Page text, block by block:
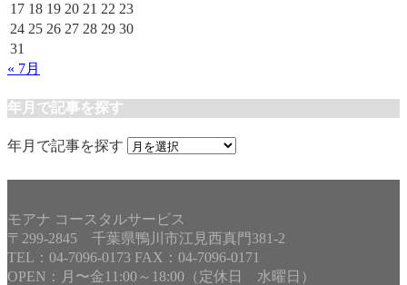
17 18 19 20 21 22 23
24 25 26 27 28 29 30
31
« 7月
年月で記事を探す
年月で記事を探す
モアナ コースタルサービス
〒299-2845 千葉県鴨川市江見西真門381-2
TEL：04-7096-0173 FAX：04-7096-0171
OPEN：月〜金11:00～18:00（定休日 水曜日）